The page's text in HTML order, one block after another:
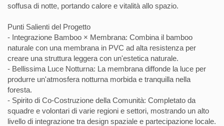
soffusa di notte, portando calore e vitalità allo spazio.
Punti Salienti del Progetto
- Integrazione Bamboo × Membrana: Combina il bamboo
naturale con una membrana in PVC ad alta resistenza per
creare una struttura leggera con un'estetica naturale.
- Bellissima Luce Notturna: La membrana diffonde la luce per
produrre un'atmosfera notturna morbida e tranquilla nella
foresta.
- Spirito di Co-Costruzione della Comunità: Completato da
squadre e volontari di varie regioni e settori, mostrando un alto
livello di integrazione tra design spaziale e partecipazione locale.